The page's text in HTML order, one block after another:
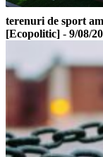
terenuri de sport
[Ecopolitic] - 9/08/